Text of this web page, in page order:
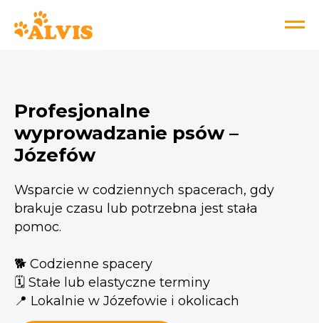
Profesjonalne
wyprowadzanie psów –
Józefów
Wsparcie w codziennych spacerach, gdy
brakuje czasu lub potrzebna jest stała
pomoc.
🐕 Codzienne spacery
🗓️ Stałe lub elastyczne terminy
📍 Lokalnie w Józefowie i okolicach